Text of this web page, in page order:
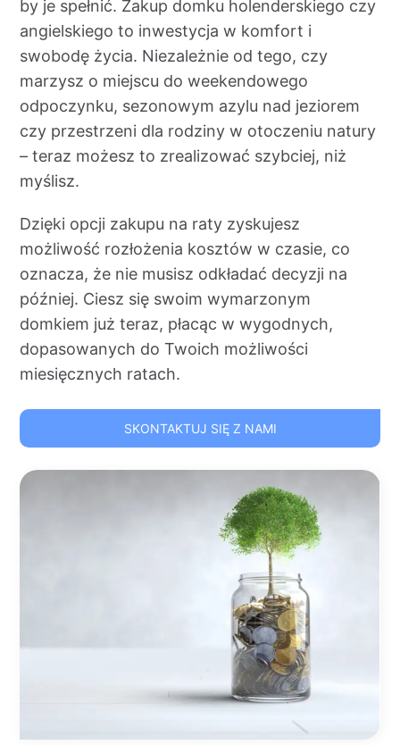
O nas
Kontakt
by je spełnić. Zakup domku holenderskiego czy
angielskiego to inwestycja w komfort i
swobodę życia. Niezależnie od tego, czy
marzysz o miejscu do weekendowego
odpoczynku, sezonowym azylu nad jeziorem
czy przestrzeni dla rodziny w otoczeniu natury
– teraz możesz to zrealizować szybciej, niż
myślisz.
Dzięki opcji zakupu na raty zyskujesz
możliwość rozłożenia kosztów w czasie, co
oznacza, że nie musisz odkładać decyzji na
później. Ciesz się swoim wymarzonym
domkiem już teraz, płacąc w wygodnych,
dopasowanych do Twoich możliwości
miesięcznych ratach.
SKONTAKTUJ SIĘ Z NAMI